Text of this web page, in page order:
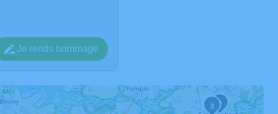
Je rends hommage
2
3